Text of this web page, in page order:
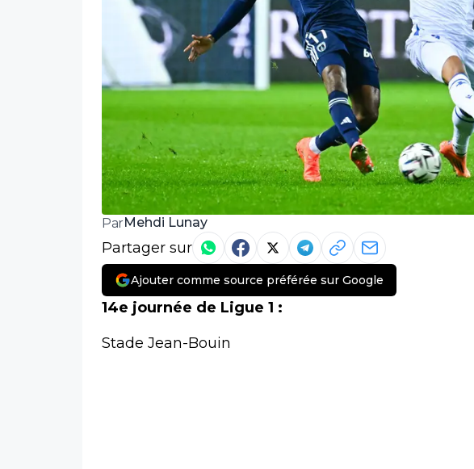
ParMehdi Lunay
Partager sur
Ajouter comme source préférée sur Google
14e journée de Ligue 1 :
Stade Jean-Bouin